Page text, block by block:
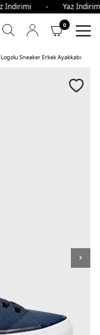
- Yaz
0
Sneaker Erkek Ayakkabı